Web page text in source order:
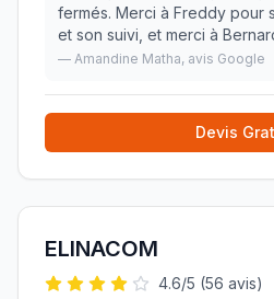
fermés. Merci à Freddy pour
et son suivi, et merci à
intervenus sur le chantier.
— Amandine Matha, avis Google
Devis
ELINACOM
4.6/5 (56 avis)